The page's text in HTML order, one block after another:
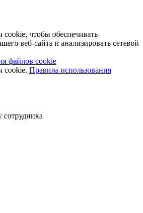
чтобы обеспечивать
веб-сайта и анализировать сетевой
файлов cookie
cookie. Правила использования